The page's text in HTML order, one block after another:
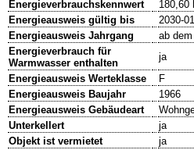
Energieverbrauchskennwert
180,60
Energieausweis gültig bis
2030-
Energieausweis Jahrgang
ab
Energieverbrauch für
Warmwasser enthalten
ja
Energieausweis Werteklasse
F
Energieausweis Baujahr
1966
Energieausweis Gebäudeart
Unterkellert
ja
Objekt ist vermietet
ja